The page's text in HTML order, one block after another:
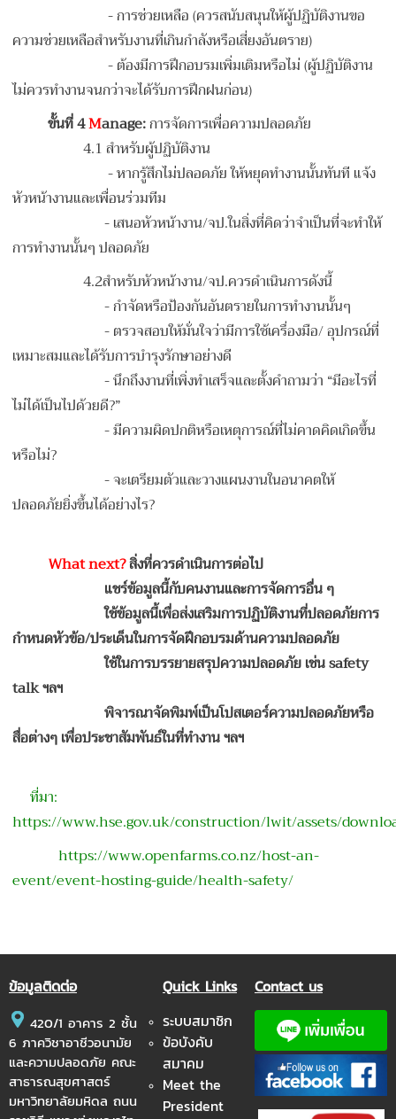
-การช่วยเหลือ (ควรสนับสนุนให้ผู้ปฏิบัติงานขอ
ความช่วยเหลือสำหรับงานที่เกินกำลังหรือเสี่ยงอันตราย)
-ต้องมีการฝึกอบรมเพิ่มเติมหรือไม่ (ผู้ปฏิบัติงาน
ไม่ควรทำงานจนกว่าจะได้รับการฝึกฝนก่อน)
ขั้นที่4Manage:การจัดการเพื่อความปลอดภัย
4.1 สำหรับผู้ปฏิบัติงาน
-หากรู้สึกไม่ปลอดภัย ให้หยุดทำงานนั้นทันที แจ้ง
หัวหน้างานและเพื่อนร่วมทีม
- เสนอหัวหน้างาน/จป.ในสิ่งที่คิดว่าจำเป็นที่จะทำให้
การทำงานนั้นๆ ปลอดภัย
4.2สำหรับหัวหน้างาน/จป.ควรดำเนินการดังนี้
-กำจัดหรือป้องกันอันตรายในการทำงานนั้นๆ
-ตรวจสอบให้มั่นใจว่ามีการใช้เครื่องมือ/ อุปกรณ์ที่
เหมาะสมและได้รับการบำรุงรักษาอย่างดี
-นึกถึงงานที่เพิ่งทำเสร็จและตั้งคำถามว่า “มีอะไรที่
ไม่ได้เป็นไปด้วยดี?”
-มีความผิดปกติหรือเหตุการณ์ที่ไม่คาดคิดเกิดขึ้น
หรือไม่?
- จะเตรียมตัวและวางแผนงานในอนาคตให้
ปลอดภัยยิ่งขึ้นได้อย่างไร?
What next?สิ่งที่ควรดำเนินการต่อไป
แชร์ข้อมูลนี้กับคนงานและการจัดการอื่น ๆ
ใช้ข้อมูลนี้เพื่อส่งเสริมการปฏิบัติงานที่ปลอดภัยการ
กำหนดหัวข้อ/ประเด็นในการจัดฝึกอบรมด้านความปลอดภัย
ใช้ในการบรรยายสรุปความปลอดภัย เช่น safety
talk ฯลฯ
พิจารณาจัดพิมพ์เป็นโปสเตอร์ความปลอดภัยหรือ
สื่อต่างๆ เพื่อประชาสัมพันธ์ในที่ทำงาน ฯลฯ
ที่มา:
https://www.hse.gov.uk/construction/lwit/assets/
https://www.openfarms.co.nz/host-an-
event/event-hosting-guide/health-safety/
ข้อมูลติดต่อ
420/1 อาคาร 2 ชั้น
6 ภาควิชาอาชีวอนามัย
และความปลอดภัย คณะ
สาธารณสุขศาสตร์
มหาวิทยาลัยมหิดล ถนน
Quick Links
ระบบสมาชิก
ข้อบังคับ
สมาคม
Meet the
President
Contact us